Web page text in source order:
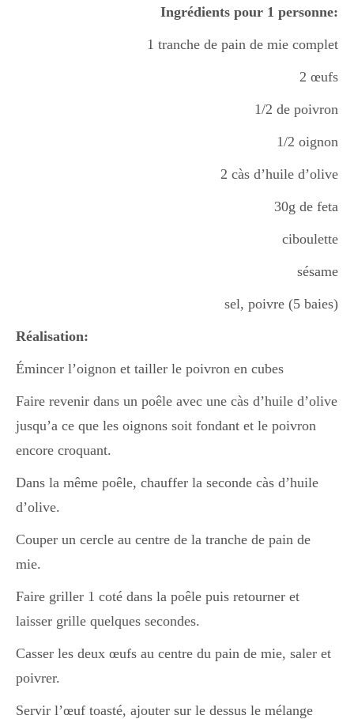
Ingrédients pour 1 personne:
1 tranche de pain de mie complet
2 œufs
1/2 de poivron
1/2 oignon
2 càs d’huile d’olive
30g de feta
ciboulette
sésame
sel, poivre (5 baies)
Réalisation:
Émincer l’oignon et tailler le poivron en cubes
Faire revenir dans un poêle avec une càs d’huile d’olive
jusqu’a ce que les oignons soit fondant et le poivron
encore croquant.
Dans la même poêle, chauffer la seconde càs d’huile
d’olive.
Couper un cercle au centre de la tranche de pain de
mie.
Faire griller 1 coté dans la poêle puis retourner et
laisser grille quelques secondes.
Casser les deux œufs au centre du pain de mie, saler et
poivrer.
Servir l’œuf toasté, ajouter sur le dessus le mélange